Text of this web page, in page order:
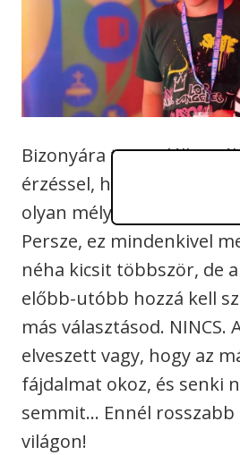
Bizonyára te is
érzéssel, hogy
olyan mélyre, amennyire
Persze, ez mindenkivel
néha kicsit többször, de
előbb-utóbb hozzá kell
más választásod. NINCS.
elveszett vagy, hogy az
fájdalmat okoz, és senki
semmit… Ennél rosszabb
világon!